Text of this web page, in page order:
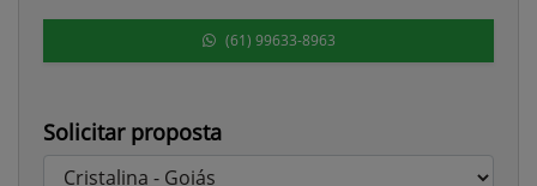
(61) 99633-8963
Solicitar proposta